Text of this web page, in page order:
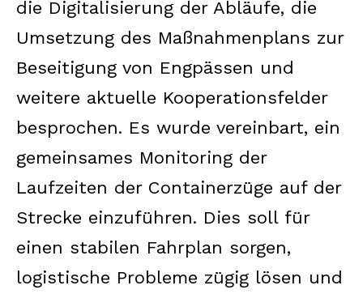
die Digitalisierung der Abläufe, die
Umsetzung des Maßnahmenplans zur
Beseitigung von Engpässen und
weitere aktuelle Kooperationsfelder
besprochen. Es wurde vereinbart, ein
gemeinsames Monitoring der
Laufzeiten der Containerzüge auf der
Strecke einzuführen. Dies soll für
einen stabilen Fahrplan sorgen,
logistische Probleme zügig lösen und